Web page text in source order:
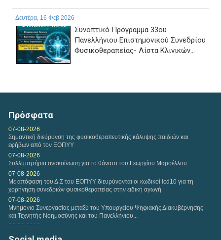
Δευτέρα, 16 Φεβ 2026
Συνοπτικό Πρόγραμμα 33ου
Πανελλήνιου Επιστημονικού Συνεδρίου
Φυσικοθεραπείας- Λίστα Κλινικών...
Αναφορικά με τη διαδικασία υποβολών Ευρωπαίων
Τετάρτη, 04 Φεβ 2026
Η εταιρεία της VODAFONE προσφέρει στα μέλη του
Πανελλήνιου Συλλόγου Φυσικοθεραπευτών Σ.Φ. ειδική...
Δευτέρα, 02 Φεβ 2026
Πρόταση συνεργασίας Π.Σ.Φ. και ΚΕΚ ΓΣΕΒΕΕ-ΚΔΒΜ στο
πλαίσιο παροχής προγραμμάτων επιμόρφωσης για...
Παρασκευή, 30 Ιαν 2026
Πρόσφατα
07-08-2026
Σημαντική διεύρυνση της φυσικοθεραπευτικής κάλυψης παιδιών και
εφήβων από τον ΕΟΠΥΥ
07-08-2026
Συλλυπητήρια ανακοίνωση για το θάνατο του Γεωργίου Μαρσέλλου
07-08-2026
Με απόφαση του Δ.Σ του ΕΟΠΥΥ διευρύνονται οι κωδικοί icd10 για τη
χορήγηση συνεδριών φυσικοθεραπείας στην ειδική αγωγή
07-08-2026
Μνημόνιο Συνεργασίας μεταξύ του Υπουργείου Ψηφιακής Διακυβέρνησης
και Τεχνητής Νοημοσύνης και του Πανελλήνιου...
06-08-2026